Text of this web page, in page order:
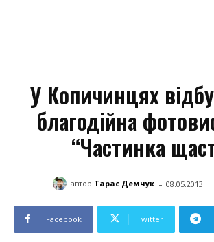
У Копичинцях
благодійна
“Частинка
автор Тарас Демчук - 08.05.2013
Facebook Twitter